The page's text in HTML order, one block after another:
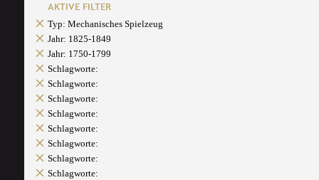
AKTIVE FILTER
Typ: Mechanisches Spielzeug
Jahr: 1825-1849
Jahr: 1750-1799
Schlagworte:
Schlagworte:
Schlagworte:
Schlagworte:
Schlagworte:
Schlagworte:
Schlagworte:
Schlagworte: